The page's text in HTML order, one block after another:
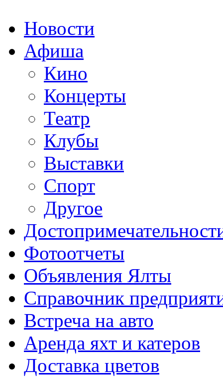
Новости
Афиша
Кино
Концерты
Театр
Клубы
Выставки
Cпорт
Другое
Фотоотчеты
Объявления Ялты
Справочник
Встреча на авто
Аренда яхт и катеров
Доставка цветов